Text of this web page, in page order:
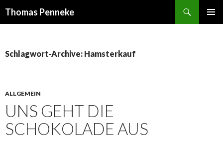
Thomas Penneke
Schlagwort-Archive: Hamsterkauf
ALLGEMEIN
UNS GEHT DIE
SCHOKOLADE AUS